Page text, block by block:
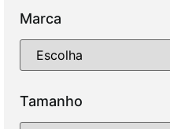
Marca
Tamanho